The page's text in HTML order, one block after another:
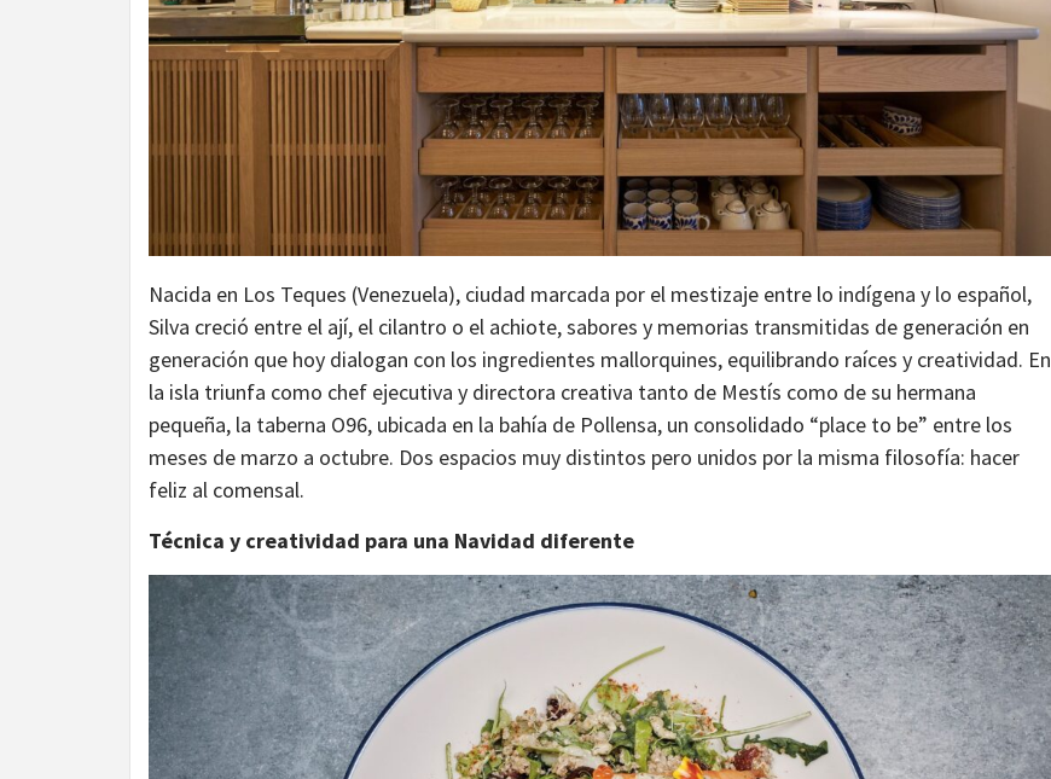
Nacida en Los Teques (Venezuela), ciudad marcada por el mestizaje entre lo indígena y lo español,
Silva creció entre el ají, el cilantro o el achiote, sabores y memorias transmitidas de generación en
generación que hoy dialogan con los ingredientes mallorquines, equilibrando raíces y creatividad. En
la isla triunfa como chef ejecutiva y directora creativa tanto de Mestís como de su hermana
pequeña, la taberna O96, ubicada en la bahía de Pollensa, un consolidado “place to be” entre los
meses de marzo a octubre. Dos espacios muy distintos pero unidos por la misma filosofía: hacer
feliz al comensal.
Técnica y creatividad para una Navidad diferente